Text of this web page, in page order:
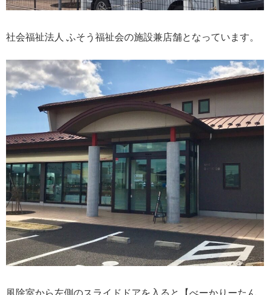
社会福祉法人 ふそう福祉会の施設兼店舗となっています。